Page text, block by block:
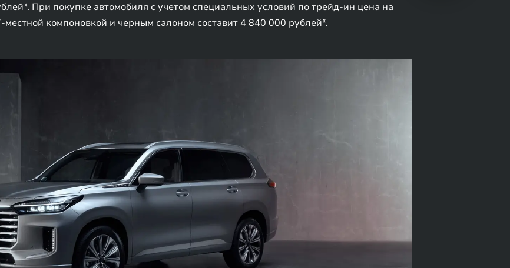
При покупке автомобиля с учетом специальных условий по трейд-ин цена на
местной компоновкой и черным салоном составит 4 840 000 рублей*.